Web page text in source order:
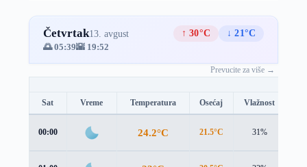
Četvrtak13. avgust ↑ 30°C
↓ 21°C
🌅 05:39🌇 19:52
Prevucite za više →
Sat Vreme Temperatura Osećaj Vlažnost
00:00 24.2°C 21.5°C 31%